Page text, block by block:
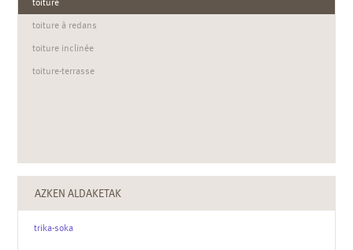
toiture
toiture à redans
toiture inclinée
toiture-terrasse
AZKEN ALDAKETAK
trika-soka